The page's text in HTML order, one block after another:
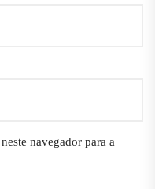
navegador para a